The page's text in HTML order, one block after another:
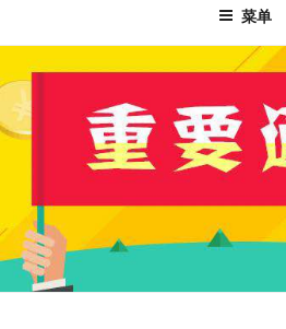
菜单